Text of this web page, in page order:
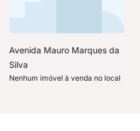
Avenida Mauro Marques da
Silva
Nenhum imóvel à venda no local